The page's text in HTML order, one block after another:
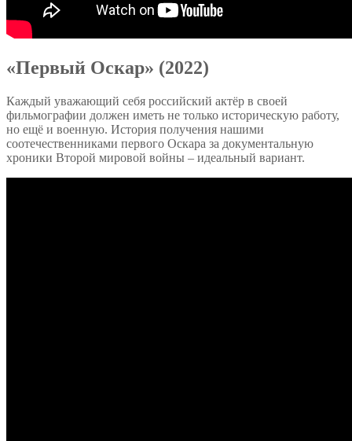
«Первый Оскар» (2022)
Каждый уважающий себя российский актёр в своей
фильмографии должен иметь не только историческую работу,
но ещё и военную. История получения нашими
соотечественниками первого Оскара за документальную
хроники Второй мировой войны – идеальный вариант.